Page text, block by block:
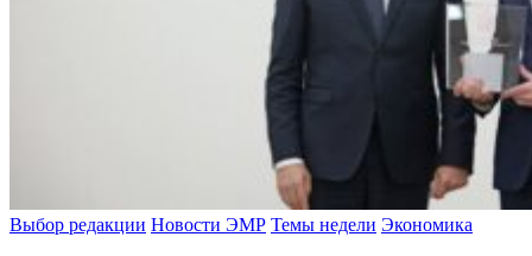
Выбор редакции Новости ЭМР Темы недели Экономика